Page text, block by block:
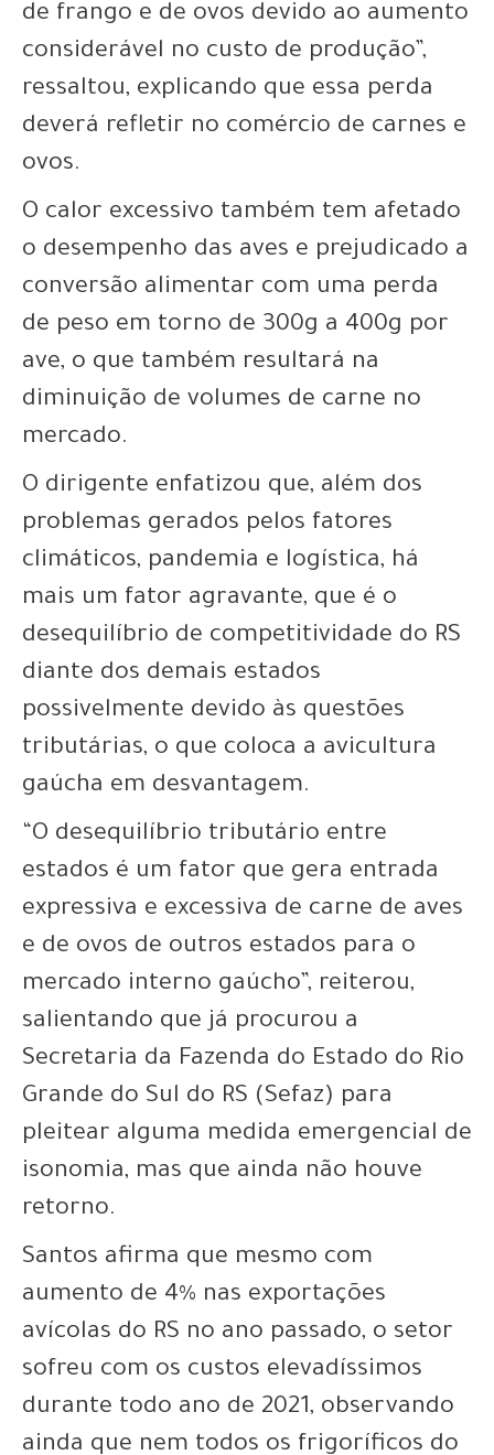
de frango e de ovos devido ao aumento
considerável no custo de produção”,
ressaltou, explicando que essa perda
deverá refletir no comércio de carnes e
ovos.
O calor excessivo também tem afetado
o desempenho das aves e prejudicado a
conversão alimentar com uma perda
de peso em torno de 300g a 400g por
ave, o que também resultará na
diminuição de volumes de carne no
mercado.
O dirigente enfatizou que, além dos
problemas gerados pelos fatores
climáticos, pandemia e logística, há
mais um fator agravante, que é o
desequilíbrio de competitividade do RS
diante dos demais estados
possivelmente devido às questões
tributárias, o que coloca a avicultura
gaúcha em desvantagem.
“O desequilíbrio tributário entre
estados é um fator que gera entrada
expressiva e excessiva de carne de aves
e de ovos de outros estados para o
mercado interno gaúcho”, reiterou,
salientando que já procurou a
Secretaria da Fazenda do Estado do Rio
Grande do Sul do RS (Sefaz) para
pleitear alguma medida emergencial de
isonomia, mas que ainda não houve
retorno.
Santos afirma que mesmo com
aumento de 4% nas exportações
avícolas do RS no ano passado, o setor
sofreu com os custos elevadíssimos
durante todo ano de 2021, observando
ainda que nem todos os frigoríficos do